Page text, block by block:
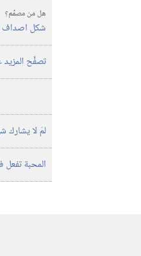
هل من مصمِّم؟
شكل اصداف
تصفَّح المزيد
لمَ لا يشارك
المحبة تفعل